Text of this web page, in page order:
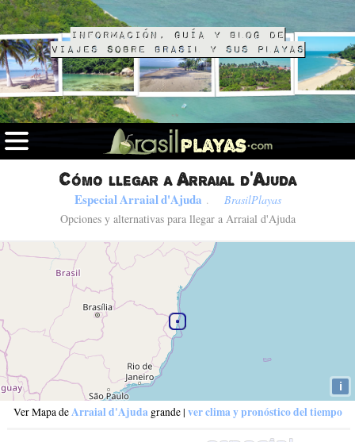
Información, guía y blog de
viajes sobre Brasil y sus playas
Cómo llegar a Arraial d'Ajuda
Especial Arraial d'Ajuda .
BrasilPlayas
Opciones y alternativas para llegar a Arraial d'Ajuda
i
Ver Mapa deArraial d'Ajudagrande| ver clima y pronóstico del tiempo
Fotos de Arraial d'Ajuda